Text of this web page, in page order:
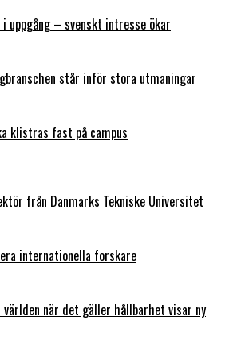
uppgång – svenskt intresse ökar
står inför stora utmaningar
klistras fast på campus
från Danmarks Tekniske Universitet
internationella forskare
när det gäller hållbarhet visar ny